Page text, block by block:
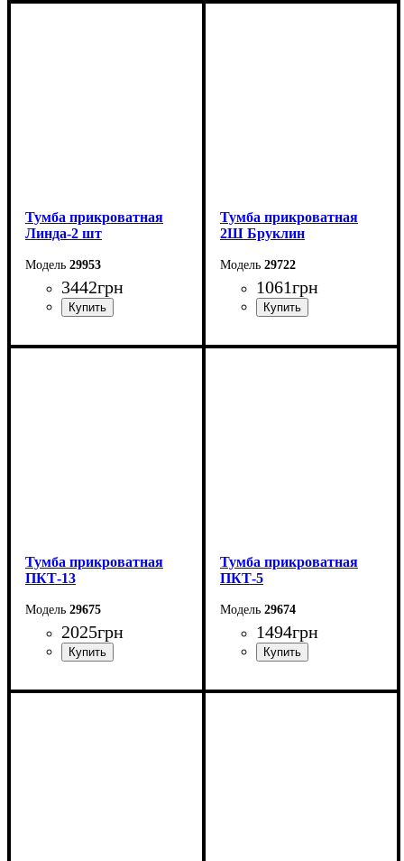
Ширина: 50 см
Тумба прикроватная
Линда-2 шт
29953
3442грн
Ширина: 50 см
Тумба прикроватная
2Ш Бруклин
29722
1061грн
Ширина: 40,4 см
Тумба прикроватная
ПКТ-13
29675
2025грн
Ширина: 50,2 см
Тумба прикроватная
ПКТ-5
29674
1494грн
Ширина: 40 см